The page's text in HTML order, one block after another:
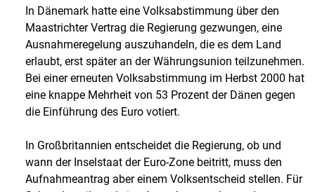
In Dänemark hatte eine Volksabstimmung über den
Maastrichter Vertrag die Regierung gezwungen, eine
Ausnahmeregelung auszuhandeln, die es dem Land
erlaubt, erst später an der Währungsunion teilzunehmen.
Bei einer erneuten Volksabstimmung im Herbst 2000 hat
eine knappe Mehrheit von 53 Prozent der Dänen gegen
die Einführung des Euro votiert.
In Großbritannien entscheidet die Regierung, ob und
wann der Inselstaat der Euro-Zone beitritt, muss den
Aufnahmeantrag aber einem Volksentscheid stellen. Für